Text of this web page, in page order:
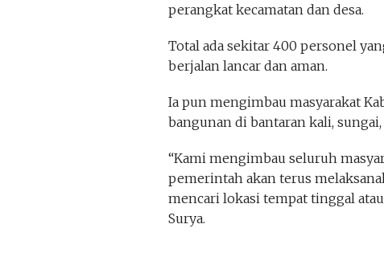
perangkat kecamatan dan desa.
Total ada sekitar 400 personel
berjalan lancar dan aman.
Ia pun mengimbau masyarakat
bangunan di bantaran kali,
“Kami mengimbau seluruh
pemerintah akan terus
mencari lokasi tempat tinggal
Surya.